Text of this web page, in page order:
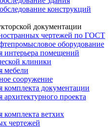
конструкций
документации
чертежей по ГОСТ
оборудование
интерьера помещений
клиники
мебели
сооружение
комплекта документации
архитектурного проекта
комплекта ветхих
чертежей